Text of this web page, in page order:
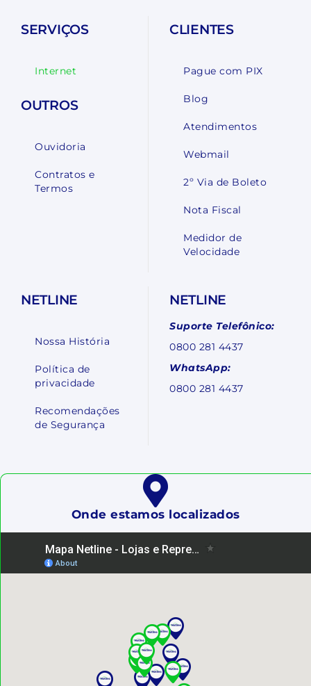
SERVIÇOS
Internet
OUTROS
Ouvidoria
Contratos e
Termos
CLIENTES
Pague com PIX
Blog
Atendimentos
Webmail
2º Via de Boleto
Nota Fiscal
Medidor de
Velocidade
NETLINE
Nossa História
Política de
privacidade
Recomendações
de Segurança
NETLINE
Suporte Telefônico:
0800 281 4437
WhatsApp:
0800 281 4437
Onde estamos localizados